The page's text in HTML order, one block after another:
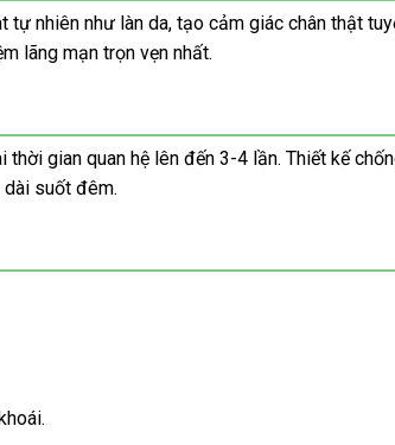
nhiên như làn da, tạo cảm giác chân thật
lãng mạn trọn vẹn nhất.
gian quan hệ lên đến 3-4 lần. Thiết kế
suốt đêm.